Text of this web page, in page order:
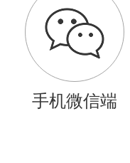
手机微信端